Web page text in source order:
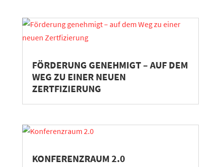
FÖRDERUNG GENEHMIGT – AUF DEM
WEG ZU EINER NEUEN
ZERTFIZIERUNG
KONFERENZRAUM 2.0